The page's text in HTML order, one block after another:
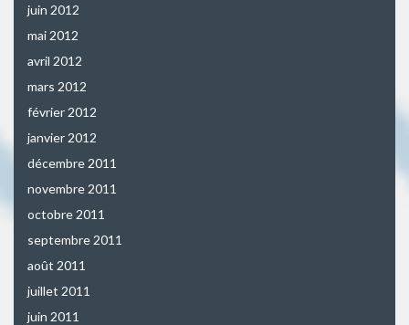
juin 2012
mai 2012
avril 2012
mars 2012
février 2012
janvier 2012
décembre 2011
novembre 2011
octobre 2011
septembre 2011
août 2011
juillet 2011
juin 2011